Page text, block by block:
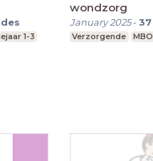
1-3
wondzorg
January 2025-37
Verzorgende MBO